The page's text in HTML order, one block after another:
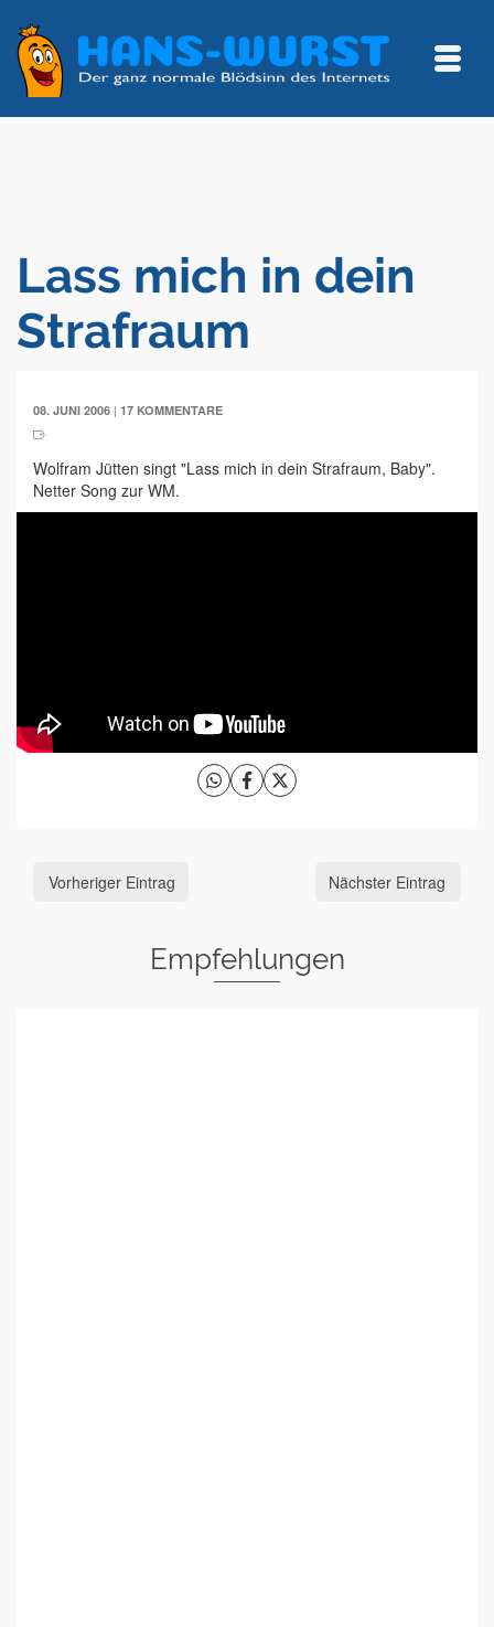
Lass mich in dein
Strafraum
08. JUNI 2006 | 17 KOMMENTARE
Wolfram Jütten singt "Lass mich in dein Strafraum, Baby".
Netter Song zur WM.
Vorheriger Eintrag Nächster Eintrag
Empfehlungen